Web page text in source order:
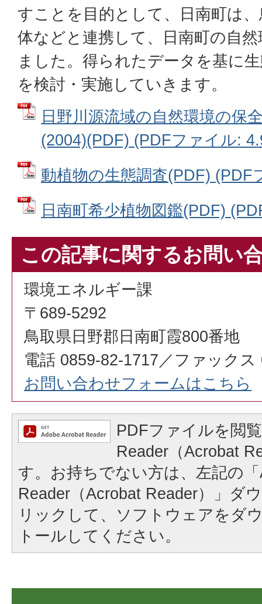
すことを目的として、日南町は
体などと連携して、日南町の自
ました。得られたデータを基に
を検討・実施していきます。
日野川源流域の自然環境の保
(2004)(PDF) (PDFファイル:
動植物の生態調査(PDF) (PDF
日南町希少植物図鑑(PDF)
この記事に関するお問い
環境エネルギー課
〒689-5292
鳥取県日野郡日南町霞800番地
電話 0859-82-1717／ファックス
お問い合わせフォームはこちら
PDFファイルを閲
Reader（Acrobat
す。お持ちでない方は、左記の
Reader（Acrobat Reader）」ダ
リックして、ソフトウェアをダ
トールしてください。